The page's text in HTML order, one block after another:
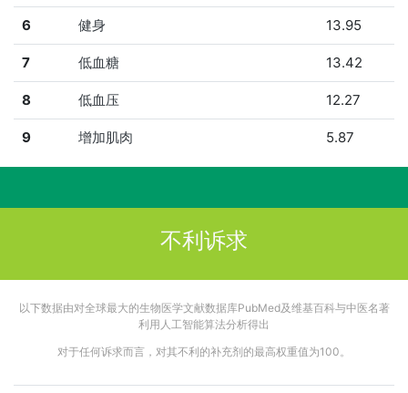
6 健身 13.95
7 低血糖 13.42
8 低血压 12.27
9 增加肌肉 5.87
不利诉求
以下数据由对全球最大的生物医学文献数据库PubMed及维基百科与中医名著
利用人工智能算法分析得出
对于任何诉求而言，对其不利的补充剂的最高权重值为100。